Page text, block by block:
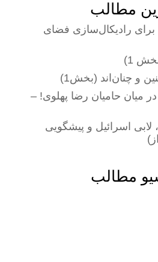
مطالب
رادیکال‌سازی فضای
1)
و چنان‌اند (بخش1)
میان حامیان رضا پهلوی! –
اسرائیل و پیشگویی
مطالب